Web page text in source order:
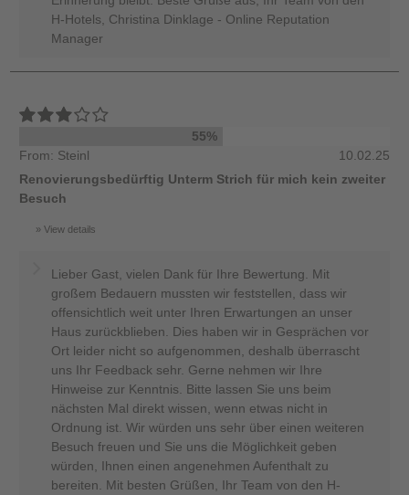
H-Hotels, Christina Dinklage - Online Reputation
Manager
55%
From: Steinl
10.02.25
Renovierungsbedürftig Unterm Strich für mich kein zweiter
Besuch
View details
Lieber Gast, vielen Dank für Ihre Bewertung. Mit
großem Bedauern mussten wir feststellen, dass wir
offensichtlich weit unter Ihren Erwartungen an unser
Haus zurückblieben. Dies haben wir in Gesprächen vor
Ort leider nicht so aufgenommen, deshalb überrascht
uns Ihr Feedback sehr. Gerne nehmen wir Ihre
Hinweise zur Kenntnis. Bitte lassen Sie uns beim
nächsten Mal direkt wissen, wenn etwas nicht in
Ordnung ist. Wir würden uns sehr über einen weiteren
Besuch freuen und Sie uns die Möglichkeit geben
würden, Ihnen einen angenehmen Aufenthalt zu
bereiten. Mit besten Grüßen, Ihr Team von den H-